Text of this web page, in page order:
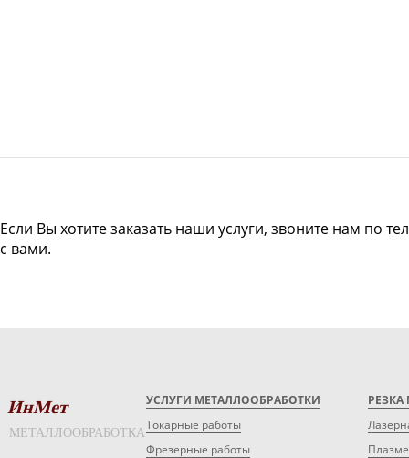
Если Вы хотите заказать наши услуги, звоните нам по
с вами.
ИнМет
МЕТАЛЛООБРАБОТКА
УСЛУГИ МЕТАЛЛООБРАБОТКИ
Токарные работы
Фрезерные работы
РЕЗКА